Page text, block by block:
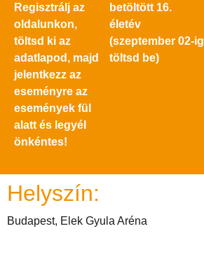
Regisztrálj az
oldalunkon,
töltsd ki az
adatlapod, majd
jelentkezz az
eseményre az
események fül
alatt és legyél
önkéntes!
betöltött 16.
életév
(szeptember 02-ig
töltsd be)
Helyszín:
Budapest, Elek Gyula Aréna